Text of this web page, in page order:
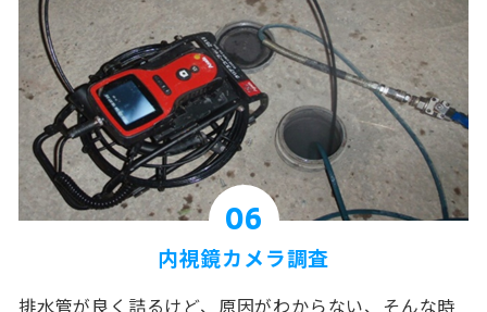
06
内視鏡カメラ調査
排水管が良く詰るけど、原因がわからない、そんな時